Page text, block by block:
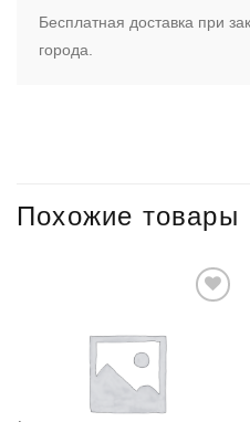
Бесплатная доставка при
города.
Похожие товары